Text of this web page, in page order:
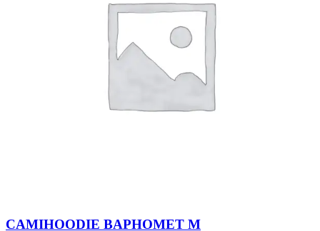
CAMIHOODIE BAPHOMET M